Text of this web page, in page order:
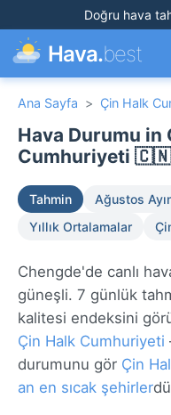
Doğru hava
Hava.best
Ana Sayfa > Çin Halk
Hava Durumu in
Cumhuriyeti 🇨🇳
Tahmin Ağustos
Yıllık Ortalamalar
Chengde'de canlı
güneşli. 7 günlük
kalitesi endeksini
Çin Halk Cumhuriyeti
durumunu gör Çin
an en sıcak şehirler